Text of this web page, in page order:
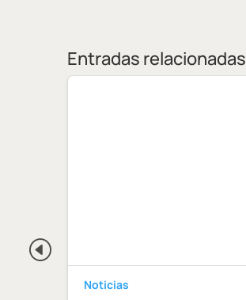
Entradas relacionadas
Noticias